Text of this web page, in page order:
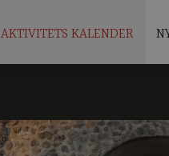
AKTIVITETS KALENDER